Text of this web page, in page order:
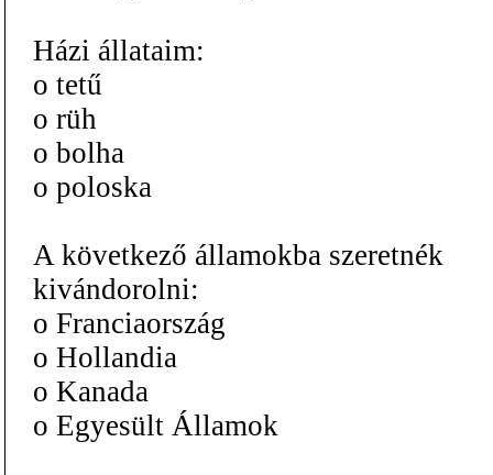
Házi állataim:
o tetű
o rüh
o bolha
o poloska
A következő államokba szeretnék
kivándorolni:
o Franciaország
o Hollandia
o Kanada
o Egyesült Államok